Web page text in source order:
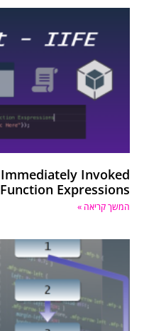
Immediately Invoked
Function Expressions
המשך קריאה »